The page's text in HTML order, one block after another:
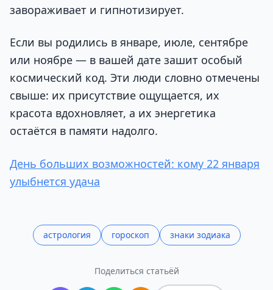
завораживает и гипнотизирует.
Если вы родились в январе, июле, сентябре
или ноябре — в вашей дате зашит особый
космический код. Эти люди словно отмечены
свыше: их присутствие ощущается, их
красота вдохновляет, а их энергетика
остаётся в памяти надолго.
День больших возможностей: кому 22 января
улыбнется удача
астрология гороскоп знаки зодиака
Поделиться статьёй